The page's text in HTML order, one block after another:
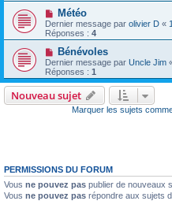
Météo
Dernier message par olivier D «
Réponses : 4
Bénévoles
Dernier message par Uncle Jim
Réponses : 1
Nouveau sujet
Marquer les sujets
PERMISSIONS DU FORUM
Vous ne pouvez pas publier de nouveaux
Vous ne pouvez pas répondre aux sujets